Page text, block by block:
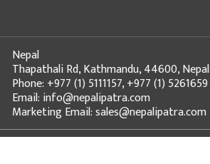
Nepal
Thapathali Rd, Kathmandu, 44600, Nepal
Phone: +977 (1) 5111157, +977 (1) 5261659
Email: info@nepalipatra.com
Marketing Email: sales@nepalipatra.com